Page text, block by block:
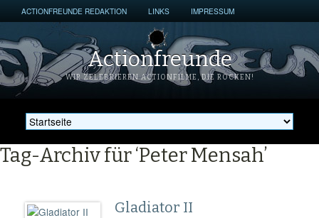
ACTIONFREUNDE REDAKTION LINKS IMPRESSUM
Actionfreunde
WIR ZELEBRIEREN ACTIONFILME, DIE ROCKEN!
Tag-Archiv für ‘Peter Mensah’
Gladiator II